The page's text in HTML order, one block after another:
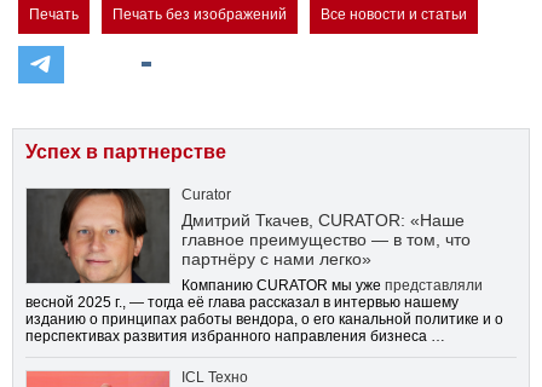
Печать Печать без изображений Все новости и статьи
Успех в партнерстве
Curator
Дмитрий Ткачев, CURATOR: «Наше
главное преимущество — в том, что
партнёру с нами легко»
Компанию CURATOR мы уже представляли
весной 2025 г., — тогда её глава рассказал в интервью нашему
изданию о принципах работы вендора, о его канальной политике и о
перспективах развития избранного направления бизнеса …
ICL Техно